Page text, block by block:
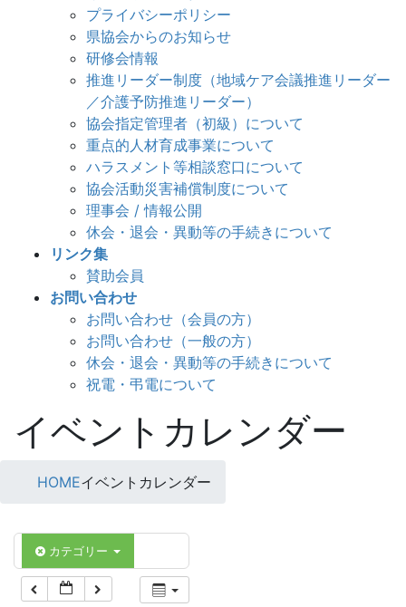
プライバシーポリシー
県協会からのお知らせ
研修会情報
推進リーダー制度（地域ケア会議推進リーダー
／介護予防推進リーダー）
協会指定管理者（初級）について
重点的人材育成事業について
ハラスメント等相談窓口について
協会活動災害補償制度について
理事会 / 情報公開
休会・退会・異動等の手続きについて
リンク集
賛助会員
お問い合わせ
お問い合わせ（会員の方）
お問い合わせ（一般の方）
休会・退会・異動等の手続きについて
祝電・弔電について
イベントカレンダー
HOMEイベントカレンダー
カテゴリー